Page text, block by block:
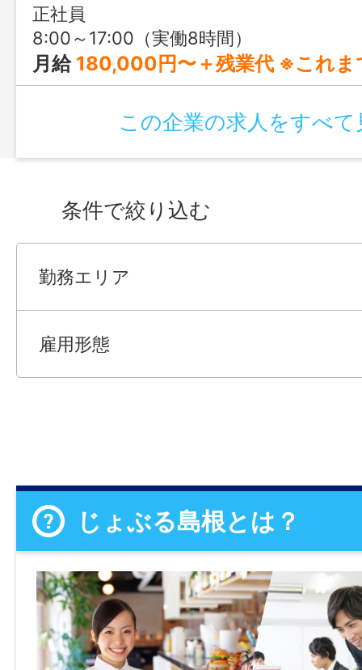
正社員
8:00～17:00（実働8時間）
月給 180,000円〜＋残業代 ※これまでのご経験やスキルを考慮
この企業の求人をすべて
条件で絞り込む
勤務エリア
雇用形態
じょぶる島根とは？